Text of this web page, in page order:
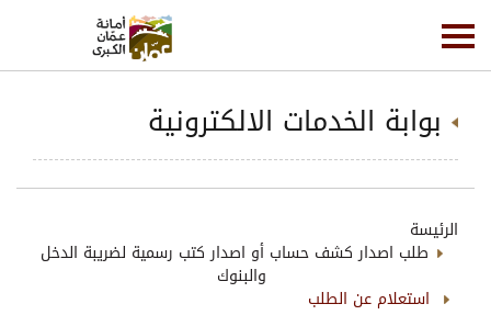
بوابة الخدمات الالكترونية
الرئيسة
طلب اصدار كشف حساب أو اصدار كتب رسمية لضريبة الدخل
والبنوك
استعلام عن الطلب